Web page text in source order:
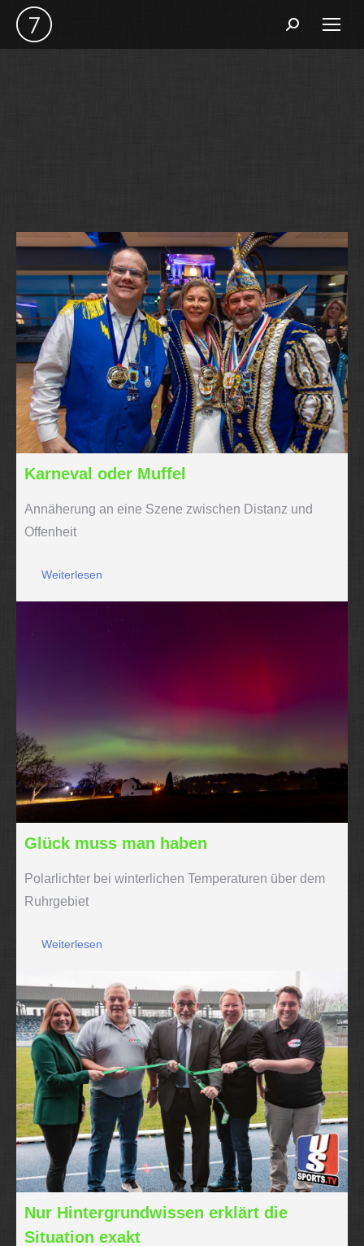
Search:
Karneval oder Muffel
Annäherung an eine Szene zwischen Distanz und
Offenheit
Weiterlesen
Glück muss man haben
Polarlichter bei winterlichen Temperaturen über dem
Ruhrgebiet
Weiterlesen
Nur Hintergrundwissen erklärt die
Situation exakt